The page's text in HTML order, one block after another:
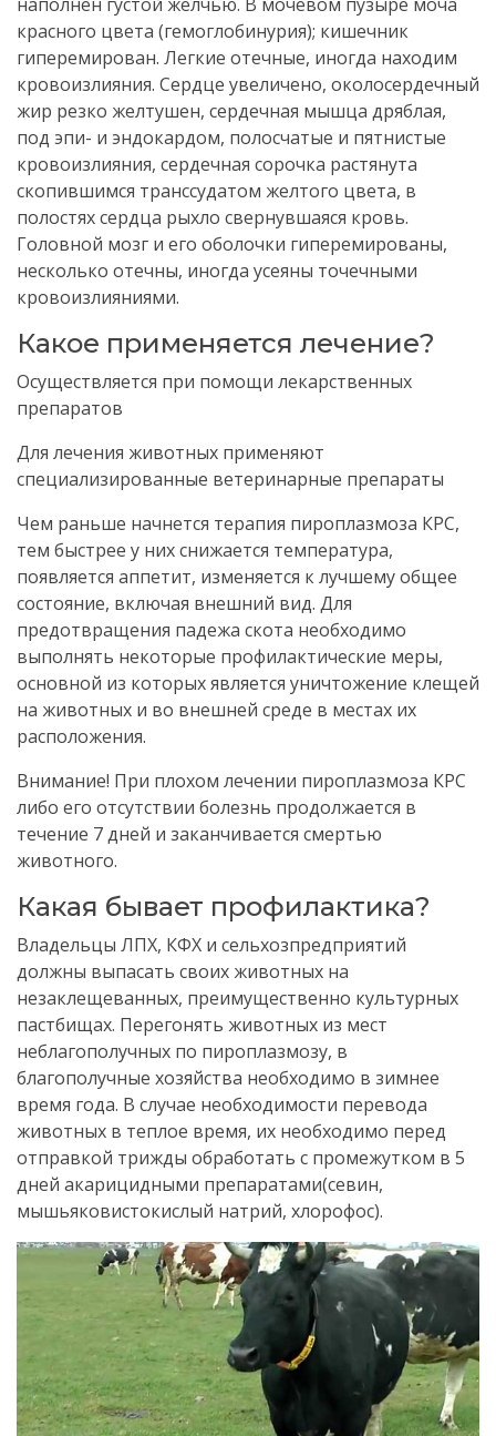
красного цвета (гемоглобинурия); кишечник
гиперемирован. Легкие отечные, иногда находим
кровоизлияния. Сердце увеличено, околосердечный
жир резко желтушен, сердечная мышца дряблая,
под эпи- и эндокардом, полосчатые и пятнистые
кровоизлияния, сердечная сорочка растянута
скопившимся транссудатом желтого цвета, в
полостях сердца рыхло свернувшаяся кровь.
Головной мозг и его оболочки гиперемированы,
несколько отечны, иногда усеяны точечными
кровоизлияниями.
Какое применяется лечение?
Осуществляется при помощи лекарственных
препаратов
Для лечения животных применяют
специализированные ветеринарные препараты
Чем раньше начнется терапия пироплазмоза КРС,
тем быстрее у них снижается температура,
появляется аппетит, изменяется к лучшему общее
состояние, включая внешний вид. Для
предотвращения падежа скота необходимо
выполнять некоторые профилактические меры,
основной из которых является уничтожение клещей
на животных и во внешней среде в местах их
расположения.
Внимание! При плохом лечении пироплазмоза КРС
либо его отсутствии болезнь продолжается в
течение 7 дней и заканчивается смертью
животного.
Какая бывает профилактика?
Владельцы ЛПХ, КФХ и сельхозпредприятий
должны выпасать своих животных на
незаклещеванных, преимущественно культурных
пастбищах. Перегонять животных из мест
неблагополучных по пироплазмозу, в
благополучные хозяйства необходимо в зимнее
время года. В случае необходимости перевода
животных в теплое время, их необходимо перед
отправкой трижды обработать с промежутком в 5
дней акарицидными препаратами(севин,
мышьяковистокислый натрий, хлорофос).